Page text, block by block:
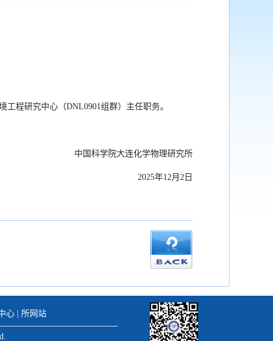
程研究中心（DNL0901组群）主任职务。
中国科学院大连化学物理研究所
2025年12月2日
心| 所网站